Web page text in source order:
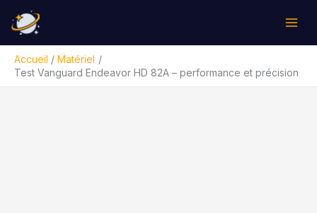
contenu
Accueil
Matériel
Test Vanguard Endeavor HD 82A – performance et précision
Rechercher